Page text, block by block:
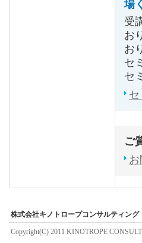
場
受
お
お
セ
セ
セ
ご
株式会社キノトロープコンサルティング
Copyright(C) 2011 KINOTROPE